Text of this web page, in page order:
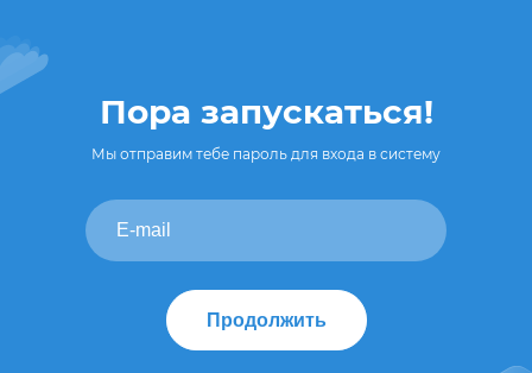
Пора запускаться!
Мы отправим тебе пароль для входа в систему
Продолжить